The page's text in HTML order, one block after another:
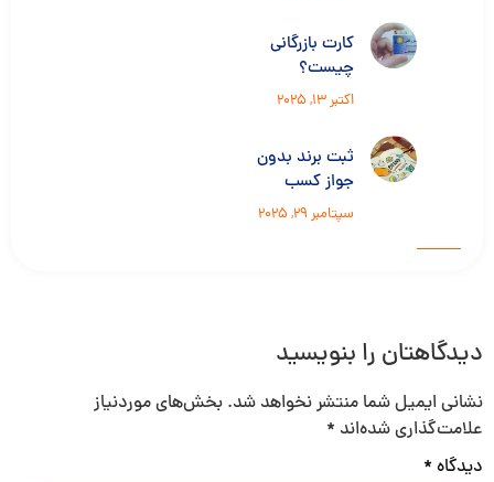
کارت بازرگانی
چیست؟
اکتبر 13, 2025
ثبت برند بدون
جواز کسب
سپتامبر 29, 2025
دیدگاهتان را بنویسید
نشانی ایمیل شما منتشر نخواهد شد. بخش‌های موردنیاز
علامت‌گذاری شده‌اند *
دیدگاه*